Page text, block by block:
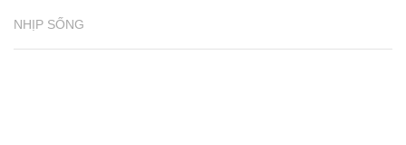
NHỊP SỐNG